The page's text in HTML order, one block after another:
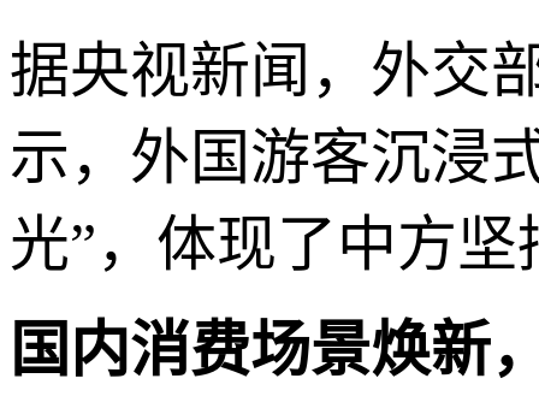
据央视新闻，外交
示，外国游客沉浸
光”，体现了中方
国内消费场景焕新